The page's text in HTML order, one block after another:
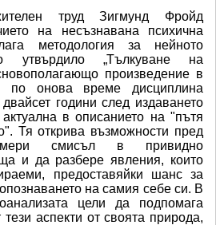
труд Зигмунд Фройд
на несъзнавана психична
методология за нейното
утвърдило „Тълкуване на
произведение в
по онова време дисциплина
години след издаването
в описанието на "пътя
Тя открива възможности пред
смисъл в привидно
и да разбере явления, които
предоставяйки шанс за
на самия себе си. В
цели да подпомага
аспекти от своята природа,